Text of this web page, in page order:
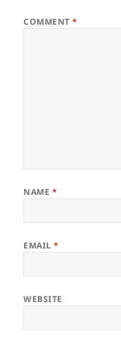
COMMENT*
NAME *
EMAIL*
WEBSITE